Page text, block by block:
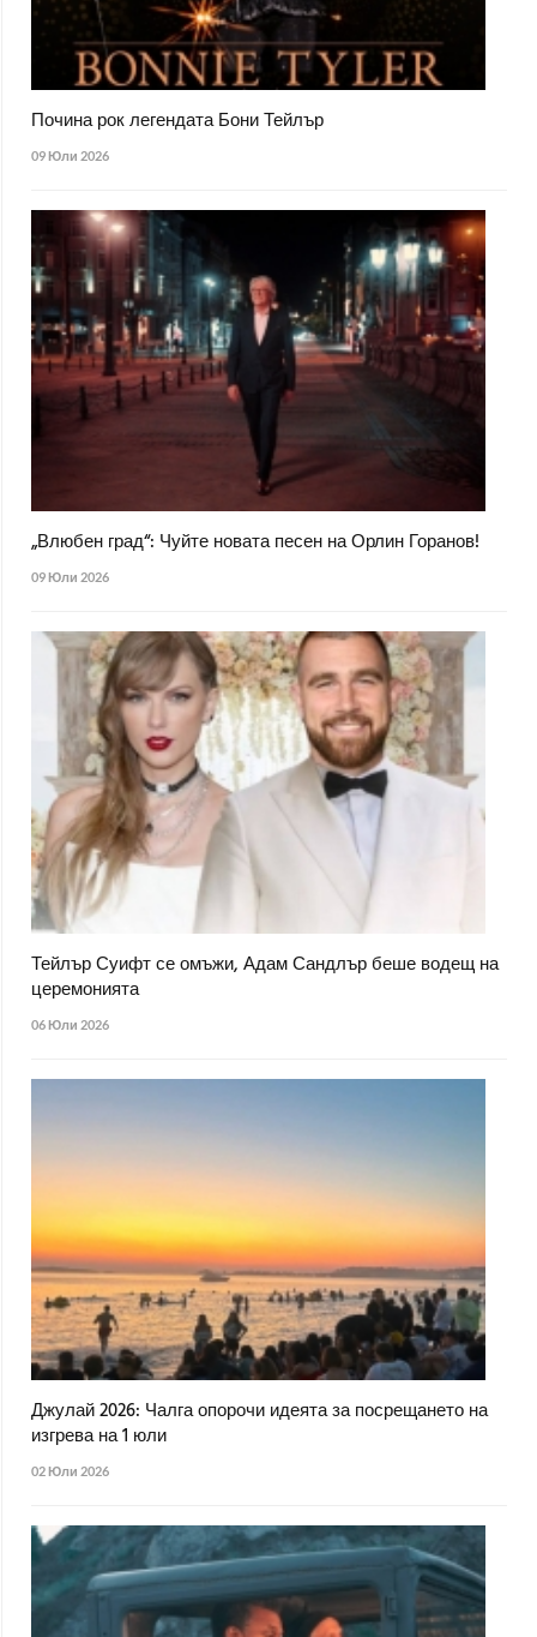
Почина рок легендата Бони Тейлър
09 Юли 2026
„Влюбен град“: Чуйте новата песен на Орлин Горанов!
09 Юли 2026
Тейлър Суифт се омъжи, Адам Сандлър беше водещ на
церемонията
06 Юли 2026
Джулай 2026: Чалга опорочи идеята за посрещането на
изгрева на 1 юли
02 Юли 2026